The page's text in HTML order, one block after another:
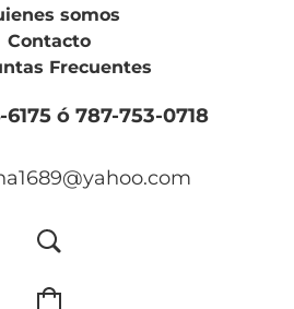
somos
Contacto
Frecuentes
ó 787-753-0718